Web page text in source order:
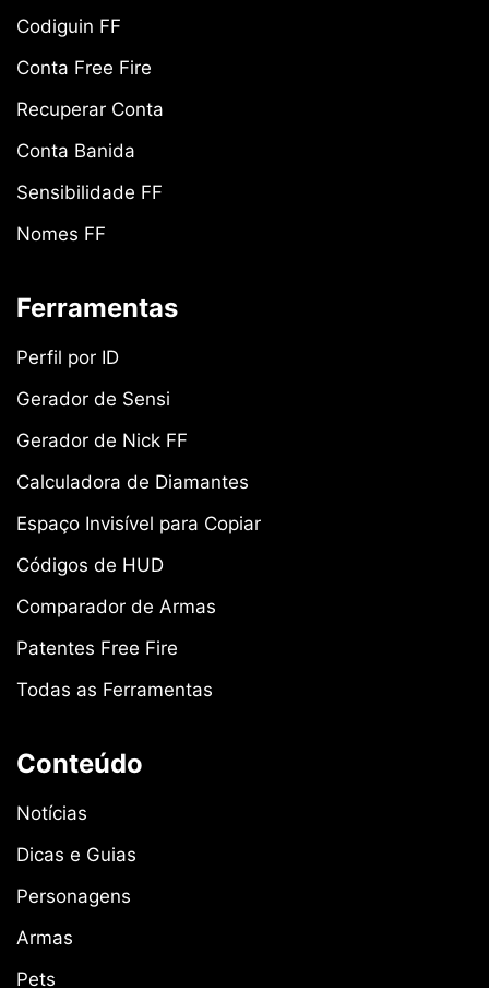
Codiguin FF
Conta Free Fire
Recuperar Conta
Conta Banida
Sensibilidade FF
Nomes FF
Ferramentas
Perfil por ID
Gerador de Sensi
Gerador de Nick FF
Calculadora de Diamantes
Espaço Invisível para Copiar
Códigos de HUD
Comparador de Armas
Patentes Free Fire
Todas as Ferramentas
Conteúdo
Notícias
Dicas e Guias
Personagens
Armas
Pets